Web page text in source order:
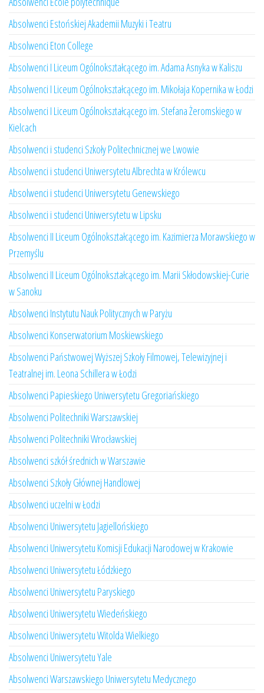
Absolwenci Estońskiej Akademii Muzyki i Teatru
Absolwenci Eton College
Absolwenci I Liceum Ogólnokształcącego im. Adama Asnyka w Kaliszu
Absolwenci I Liceum Ogólnokształcącego im. Mikołaja Kopernika w Łodzi
Absolwenci I Liceum Ogólnokształcącego im. Stefana Żeromskiego w
Kielcach
Absolwenci i studenci Szkoły Politechnicznej we Lwowie
Absolwenci i studenci Uniwersytetu Albrechta w Królewcu
Absolwenci i studenci Uniwersytetu Genewskiego
Absolwenci i studenci Uniwersytetu w Lipsku
Absolwenci II Liceum Ogólnokształcącego im. Kazimierza Morawskiego w
Przemyślu
Absolwenci II Liceum Ogólnokształcącego im. Marii Skłodowskiej-Curie
w Sanoku
Absolwenci Instytutu Nauk Politycznych w Paryżu
Absolwenci Konserwatorium Moskiewskiego
Absolwenci Państwowej Wyższej Szkoły Filmowej, Telewizyjnej i
Teatralnej im. Leona Schillera w Łodzi
Absolwenci Papieskiego Uniwersytetu Gregoriańskiego
Absolwenci Politechniki Warszawskiej
Absolwenci Politechniki Wrocławskiej
Absolwenci szkół średnich w Warszawie
Absolwenci Szkoły Głównej Handlowej
Absolwenci uczelni w Łodzi
Absolwenci Uniwersytetu Jagiellońskiego
Absolwenci Uniwersytetu Komisji Edukacji Narodowej w Krakowie
Absolwenci Uniwersytetu Łódzkiego
Absolwenci Uniwersytetu Paryskiego
Absolwenci Uniwersytetu Wiedeńskiego
Absolwenci Uniwersytetu Witolda Wielkiego
Absolwenci Uniwersytetu Yale
Absolwenci Warszawskiego Uniwersytetu Medycznego